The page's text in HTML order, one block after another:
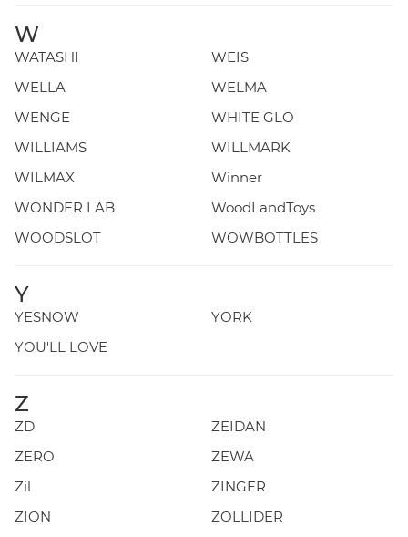
W
WATASHI
WEIS
WELLA
WELMA
WENGE
WHITE GLO
WILLIAMS
WILLMARK
WILMAX
Winner
WONDER LAB
WoodLandToys
WOODSLOT
WOWBOTTLES
Y
YESNOW
YORK
YOU'LL LOVE
Z
ZD
ZEIDAN
ZERO
ZEWA
Zil
ZINGER
ZION
ZOLLIDER